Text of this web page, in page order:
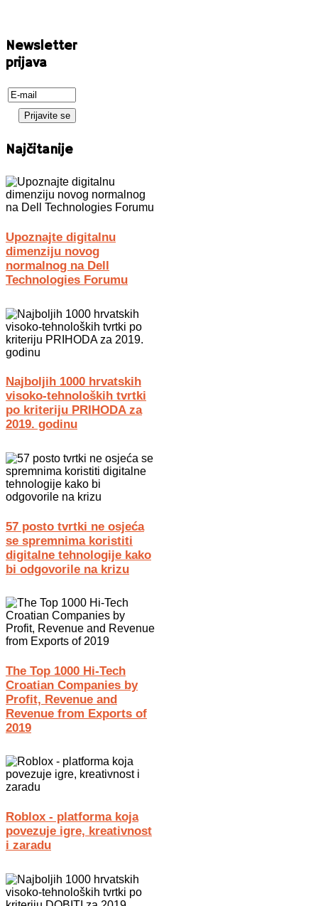
Newsletter
prijava
Najčitanije
Upoznajte digitalnu
dimenziju novog
normalnog na Dell
Technologies Forumu
Najboljih 1000 hrvatskih
visoko-tehnoloških tvrtki
po kriteriju PRIHODA za
2019. godinu
57 posto tvrtki ne osjeća
se spremnima koristiti
digitalne tehnologije kako
bi odgovorile na krizu
The Top 1000 Hi-Tech
Croatian Companies by
Profit, Revenue and
Revenue from Exports of
2019
Roblox - platforma koja
povezuje igre, kreativnost
i zaradu